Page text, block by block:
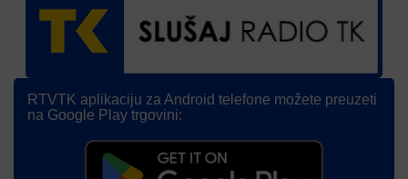
RTVTK aplikaciju za Android telefone možete preuzeti
na Google Play trgovini: